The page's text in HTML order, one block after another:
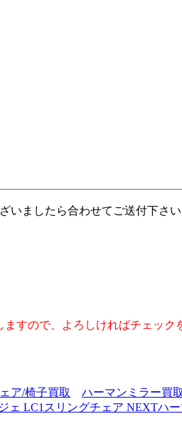
いましたら合わせてご送付下さい
ますので、よろしければチェック
ア/椅子買取
ハーマンミラー買取
ェ LC1スリングチェア NEXTハ